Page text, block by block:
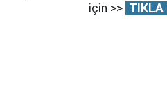
için >> TIKLA